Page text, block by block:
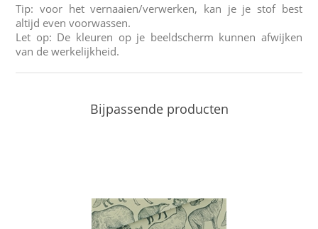
Tip: voor het vernaaien/verwerken, kan je je stof best
altijd even voorwassen.
Let op: De kleuren op je beeldscherm kunnen afwijken
van de werkelijkheid.
Bijpassende producten